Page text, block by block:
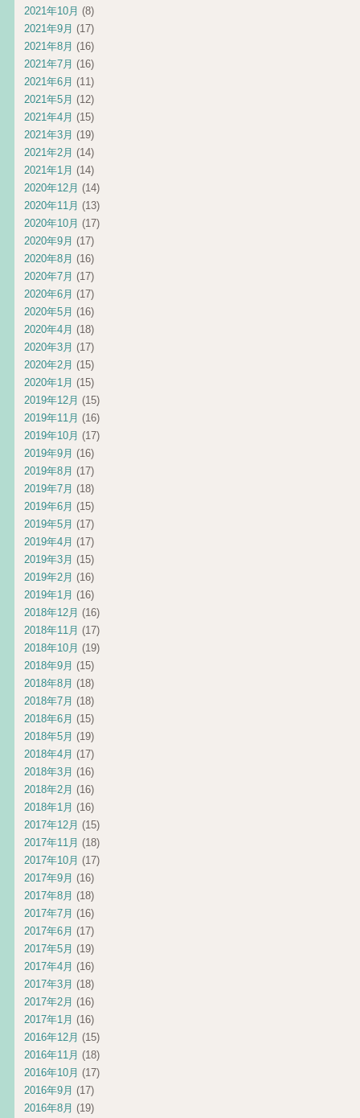
2021年10月 (8)
2021年9月 (17)
2021年8月 (16)
2021年7月 (16)
2021年6月 (11)
2021年5月 (12)
2021年4月 (15)
2021年3月 (19)
2021年2月 (14)
2021年1月 (14)
2020年12月 (14)
2020年11月 (13)
2020年10月 (17)
2020年9月 (17)
2020年8月 (16)
2020年7月 (17)
2020年6月 (17)
2020年5月 (16)
2020年4月 (18)
2020年3月 (17)
2020年2月 (15)
2020年1月 (15)
2019年12月 (15)
2019年11月 (16)
2019年10月 (17)
2019年9月 (16)
2019年8月 (17)
2019年7月 (18)
2019年6月 (15)
2019年5月 (17)
2019年4月 (17)
2019年3月 (15)
2019年2月 (16)
2019年1月 (16)
2018年12月 (16)
2018年11月 (17)
2018年10月 (19)
2018年9月 (15)
2018年8月 (18)
2018年7月 (18)
2018年6月 (15)
2018年5月 (19)
2018年4月 (17)
2018年3月 (16)
2018年2月 (16)
2018年1月 (16)
2017年12月 (15)
2017年11月 (18)
2017年10月 (17)
2017年9月 (16)
2017年8月 (18)
2017年7月 (16)
2017年6月 (17)
2017年5月 (19)
2017年4月 (16)
2017年3月 (18)
2017年2月 (16)
2017年1月 (16)
2016年12月 (15)
2016年11月 (18)
2016年10月 (17)
2016年9月 (17)
2016年8月 (19)